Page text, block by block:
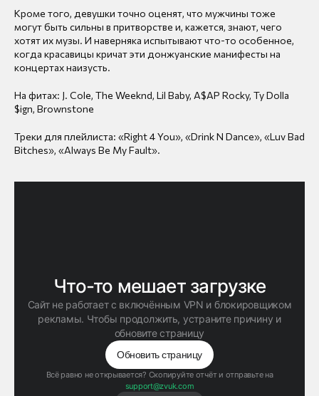
Кроме того, девушки точно оценят, что мужчины тоже
могут быть сильны в притворстве и, кажется, знают, чего
хотят их музы. И наверняка испытывают что-то особенное,
когда красавицы кричат эти донжуанские манифесты на
концертах наизусть.
На фитах: J. Cole, The Weeknd, Lil Baby, A$AP Rocky, Ty Dolla
$ign, Brownstone
Треки для плейлиста: «Right 4 You», «Drink N Dance», «Luv Bad
Bitches», «Always Be My Fault».